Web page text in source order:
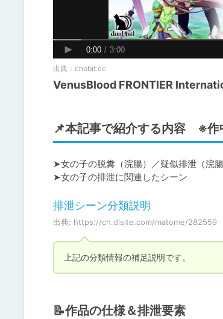
出典： chobit.cc
VenusBlood FRONTIER
📌本記事で紹介する内容 ※作
➤女の子の脱糞（浣腸）／疑似排泄（浣
➤女の子の排泄に関連したシーン
排泄シーン分類説明
出典: https://ch.dlsite.com/matome/282559
上記の分類情報の補足説明です。
📝作品の仕様＆排泄要素